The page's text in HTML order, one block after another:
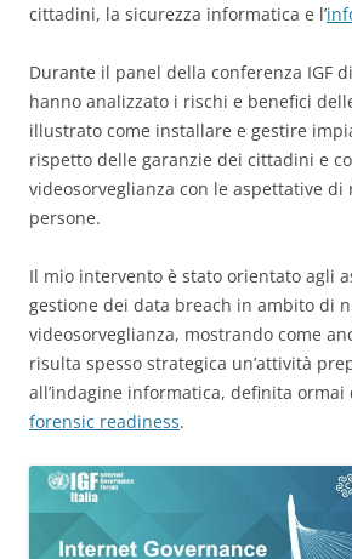
cittadini, la sicurezza informatica e l’
Durante il panel della conferenza IGF
hanno analizzato i rischi e benefici
illustrato come installare e gestire
rispetto delle garanzie dei cittadini e
videosorveglianza con le aspettative di
persone.
Il mio intervento è stato orientato agli
gestione dei data breach in ambito di
videosorveglianza, mostrando come
risulta spesso strategica un’attività
all’indagine informatica, definita ormai
forensic readiness.